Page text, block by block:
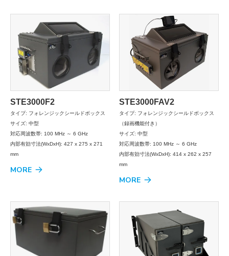
STE3000F2
タイプ: フォレンジックシールドボックス
サイズ: 中型
対応周波数帯: 100 MHz ～ 6 GHz
内部有効寸法(WxDxH): 427 x 275 x 271
mm
MORE
STE3000FAV2
タイプ: フォレンジックシールドボックス
（録画機能付き）
サイズ: 中型
対応周波数帯: 100 MHz ～ 6 GHz
内部有効寸法(WxDxH): 414 x 262 x 257
mm
MORE